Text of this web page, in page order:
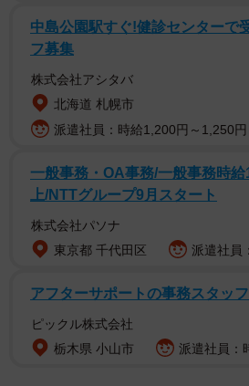
投稿を読んだユーザーからは「ピ
ってた」「これは盲点だった」など
シミュレーションができた人も多か
ピアノからの…気づきに感謝！」「
難経路、ちょっと見直そう」「この
ピアノの重量は、同社のグランド
400kg、クリスタルグランドピアノ
ップライトピアノ（K-200）は
揺れを感じたら「急いでピア
い」
中島公園駅すぐ!健診センターで
フ募集
株式会社アシタバ
北海道 札幌市
派遣社員：時給1,200円～1,250円
一般事務・OA事務/一般事務時給
上/NTTグループ9月スタート
株式会社パソナ
東京都 千代田区
派遣社員
アフターサポートの事務スタッフ
ピックル株式会社
栃木県 小山市
派遣社員：